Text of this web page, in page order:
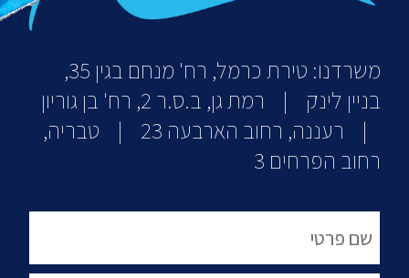
משרדנו: טירת כרמל, רח' מנחם בגין 35,
בניין לינק | רמת גן, ב.ס.ר 2, רח' בן גוריון
| רעננה, רחוב הארבעה 23 | טבריה,
רחוב הפרחים 3